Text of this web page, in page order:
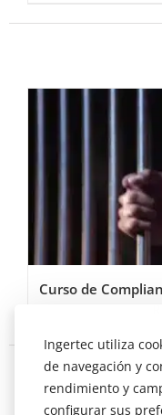
Curso de
Ingertec utiliza
de navegación y
rendimiento y
configurar sus